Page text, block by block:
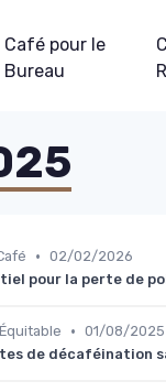
Café pour le
Bureau
• 02/02/2026
pour la perte de
• 01/08/2025
de décaféination